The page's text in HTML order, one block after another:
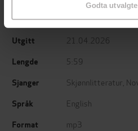
Godta utvalgte
Forlag Canongate Books
Utgitt 21.04.2026
Lengde 5:59
Sjanger Skjønnlitteratur
Språk English
Format mp3